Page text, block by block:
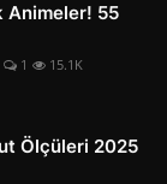
Animeler! 55
1 15.1K
Ölçüleri 2025